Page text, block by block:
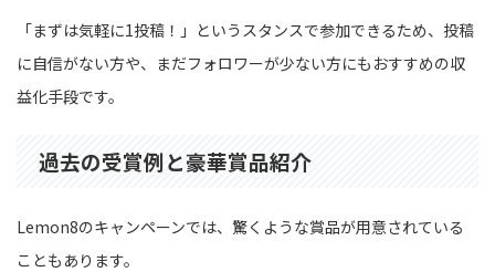
「まずは気軽に1投稿！」というスタンスで参加できるため、投稿
に自信がない方や、まだフォロワーが少ない方にもおすすめの収
益化手段です。
過去の受賞例と豪華賞品紹介
Lemon8のキャンペーンでは、驚くような賞品が用意されている
こともあります。